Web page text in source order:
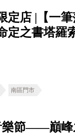
定店 |【一筆
定之書塔羅
南區門市
樂節——巔峰